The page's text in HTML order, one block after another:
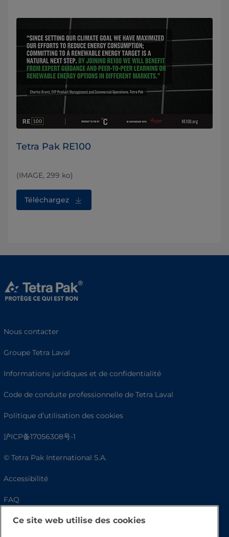
Tetra Pak RE100
(IMAGE, 299 ko)
Téléchargez
Nous contacter
Groupe Tetra Laval
Informations juridiques et de confidentialité
Code de conduite professionnelle de Tetra Laval
Politique d’utilisation des cookies
沪ICP备17056308号-1
© Tetra Pak International S.A.
Accessibilité
FAQ
Ce site web utilise des cookies